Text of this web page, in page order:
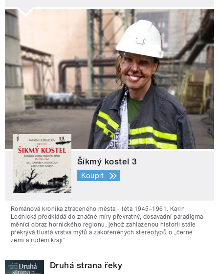
Šikmý kostel 3
Koupit
Románová kronika ztraceného města - léta 1945–1961. Karin
Lednická předkládá do značné míry převratný, dosavadní paradigma
měnící obraz hornického regionu, jehož zahlazenou historii stále
překrývá tlustá vrstva mýtů a zakořeněných stereotypů o „černé
zemi a rudém kraji“.
Druhá strana řeky